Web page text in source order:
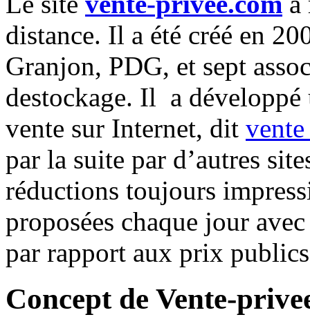
distance. Il a été créé en
Granjon, PDG, et sept
destockage. Il a
vente sur Internet, dit
par la suite par d’autres
réductions toujours
proposées chaque jour
par rapport aux prix
Concept de Vente-